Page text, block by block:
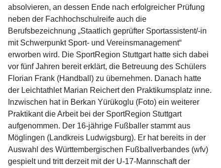
absolvieren, an dessen Ende nach erfolgreicher Prüfung
neben der Fachhochschulreife auch die
Berufsbezeichnung „Staatlich geprüfter Sportassistent/-in
mit Schwerpunkt Sport- und Vereinsmanagement“
erworben wird. Die SportRegion Stuttgart hatte sich dabei
vor fünf Jahren bereit erklärt, die Betreuung des Schülers
Florian Frank (Handball) zu übernehmen. Danach hatte
der Leichtathlet Marian Reichert den Praktikumsplatz inne.
Inzwischen hat in Berkan Yürükoglu (Foto) ein weiterer
Praktikant die Arbeit bei der SportRegion Stuttgart
aufgenommen. Der 16-jährige Fußballer stammt aus
Möglingen (Landkreis Ludwigsburg). Er hat bereits in der
Auswahl des Württembergischen Fußballverbandes (wfv)
gespielt und tritt derzeit mit der U-17-Mannschaft der